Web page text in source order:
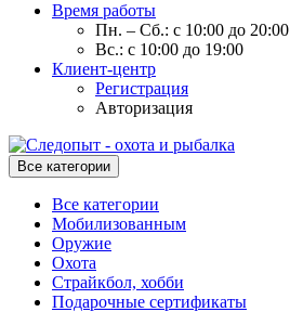
Время работы
Пн. – Сб.: с 10:00 до 20:00
Вс.: с 10:00 до 19:00
Клиент-центр
Регистрация
Авторизация
Все категории
Все категории
Мобилизованным
Оружие
Охота
Страйкбол, хобби
Подарочные сертификаты